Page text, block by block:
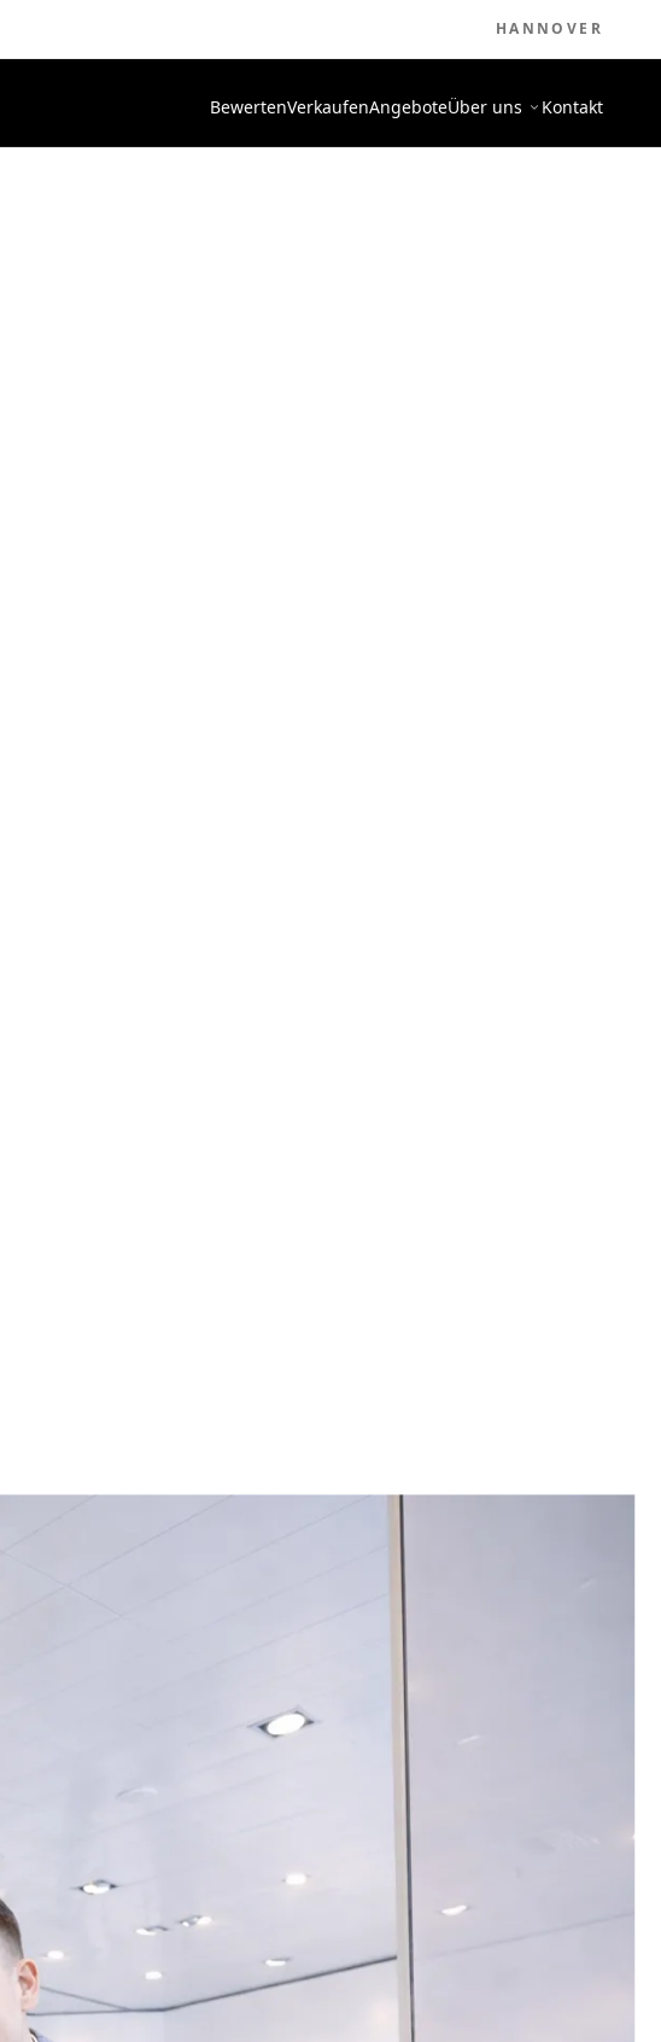
HANNOVER
BewertenVerkaufenAngeboteÜber uns Kontakt